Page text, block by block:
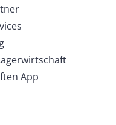
App